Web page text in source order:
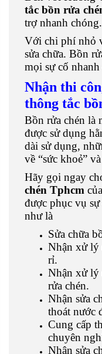
tắc bồn rửa
trợ nhanh chóng.
Với chi phí nhỏ
sửa chữa. Bồn
mọi sự cố
Nhận thi
thông tắc
Bồn rửa chén là
được sử dụng
dài sử dụng,
về “sức khoẻ”
Hãy gọi ngay
chén Tphcm
được phục vụ sự
như là
Sửa chữa
Nhận xử lý
rỉ.
Nhận xử lý
rửa chén.
Nhận sửa
thoát nước
Cung cấp
chuyên
Nhận sửa